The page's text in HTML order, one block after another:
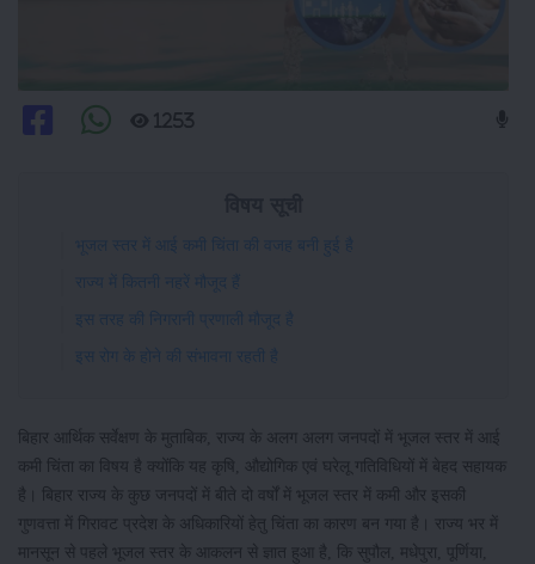
1253
भूजल स्तर में आई कमी चिंता की वजह बनी हुई है
राज्य में कितनी नहरें मौजूद हैं
इस तरह की निगरानी प्रणाली मौजूद है
इस रोग के होने की संभावना रहती है
बिहार आर्थिक सर्वेक्षण के मुताबिक, राज्य के अलग अलग जनपदों में भूजल स्तर में आई
कमी चिंता का विषय है क्योंकि यह कृषि, औद्योगिक एवं घरेलू गतिविधियों में बेहद सहायक
है। बिहार राज्य के कुछ जनपदों में बीते दो वर्षों में भूजल स्तर में कमी और इसकी
गुणवत्ता में गिरावट प्रदेश के अधिकारियों हेतु चिंता का कारण बन गया है। राज्य भर में
मानसून से पहले भूजल स्तर के आकलन से ज्ञात हुआ है, कि सुपौल, मधेपुरा, पूर्णिया,